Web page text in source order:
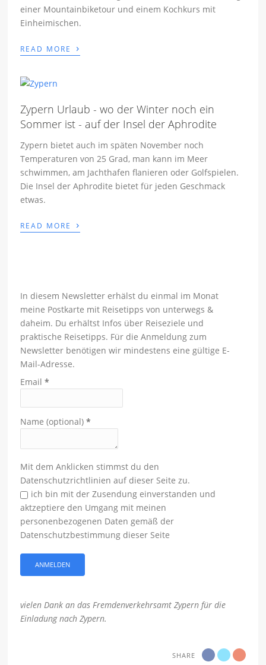
einer Mountainbiketour und einem Kochkurs mit
Einheimischen.
READ MORE ›
Zypern Urlaub - wo der Winter noch ein
Sommer ist - auf der Insel der Aphrodite
Zypern bietet auch im späten November noch
Temperaturen von 25 Grad, man kann im Meer
schwimmen, am Jachthafen flanieren oder Golfspielen.
Die Insel der Aphrodite bietet für jeden Geschmack
etwas.
READ MORE ›
In diesem Newsletter erhälst du einmal im Monat
meine Postkarte mit Reisetipps von unterwegs &
daheim. Du erhältst Infos über Reiseziele und
praktische Reisetipps. Für die Anmeldung zum
Newsletter benötigen wir mindestens eine gültige E-
Mail-Adresse.
Email*
Name (optional)*
Mit dem Anklicken stimmst du den
Datenschutzrichtlinien auf dieser Seite zu.
ich bin mit der Zusendung einverstanden und
aktzeptiere den Umgang mit meinen
personenbezogenen Daten gemäß der
Datenschutzbestimmung dieser Seite
vielen Dank an das Fremdenverkehrsamt Zypern für die
Einladung nach Zypern.
SHARE